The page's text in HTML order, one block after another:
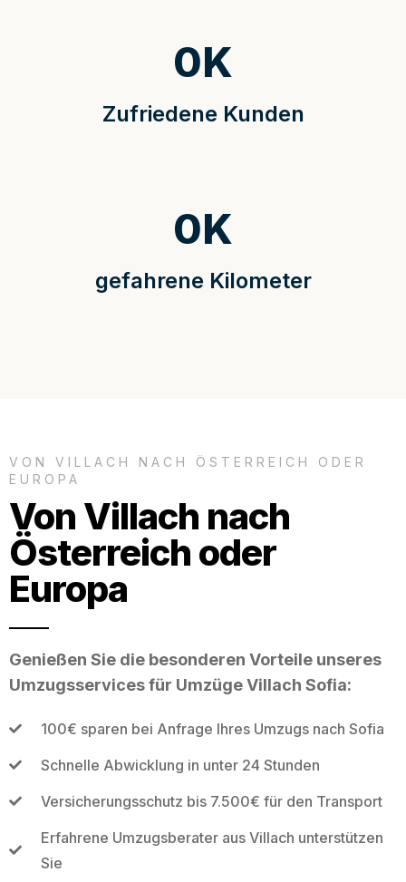
Zufriedene Kunden
0K
gefahrene Kilometer
0K
VON VILLACH NACH ÖSTERREICH ODER
EUROPA
Von Villach nach
Österreich oder
Europa
Genießen Sie die besonderen Vorteile unseres
Umzugsservices für Umzüge Villach Sofia:
100€ sparen bei Anfrage Ihres Umzugs nach Sofia
Schnelle Abwicklung in unter 24 Stunden
Versicherungsschutz bis 7.500€ für den Transport
Erfahrene Umzugsberater aus Villach unterstützen
Sie